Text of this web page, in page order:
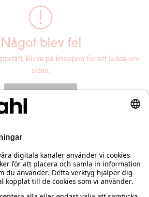
Något blev fel
klicka på knappen för att ladda om
sidan.